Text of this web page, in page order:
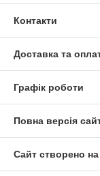
Контакти
Доставка та
Графік роботи
Повна версія
Сайт створено на